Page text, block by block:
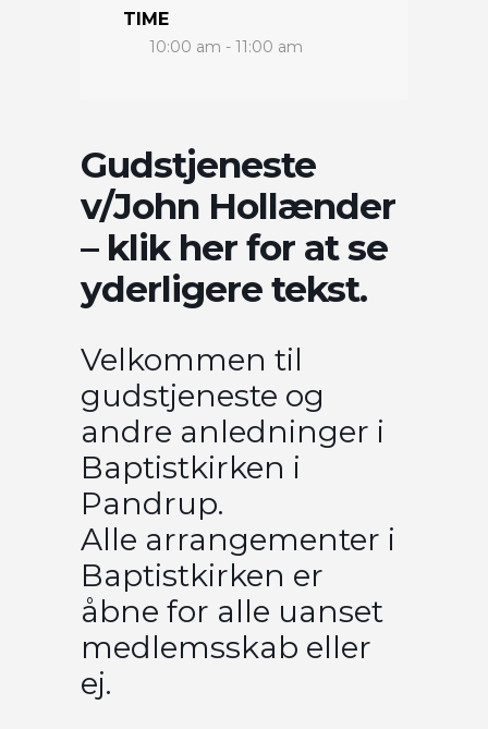
TIME
10:00 am - 11:00 am
Gudstjeneste
v/John Hollænder
– klik her for at se
yderligere tekst.
Velkommen til
gudstjeneste og
andre anledninger i
Baptistkirken i
Pandrup.
Alle arrangementer i
Baptistkirken er
åbne for alle uanset
medlemsskab eller
ej.